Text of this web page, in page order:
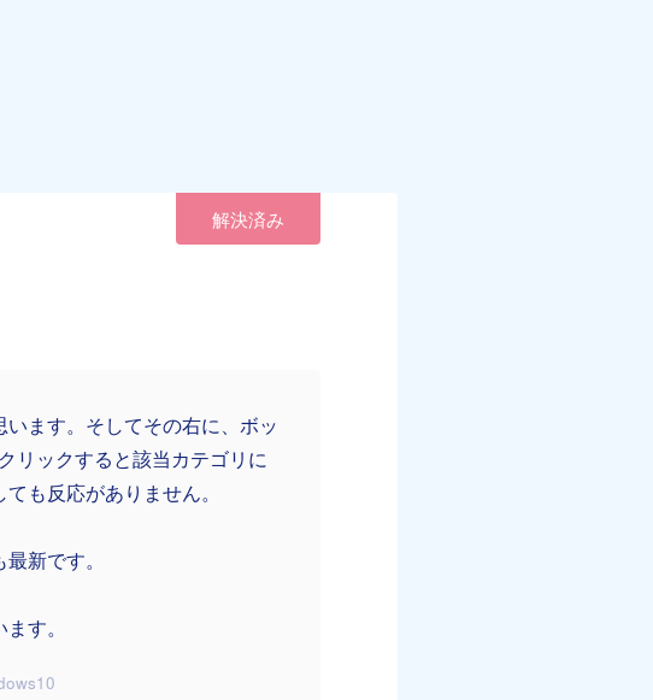
解決済み
ます。そしてその右に、ボッ
リックすると該当カテゴリに
も反応がありません。
新です。
す。